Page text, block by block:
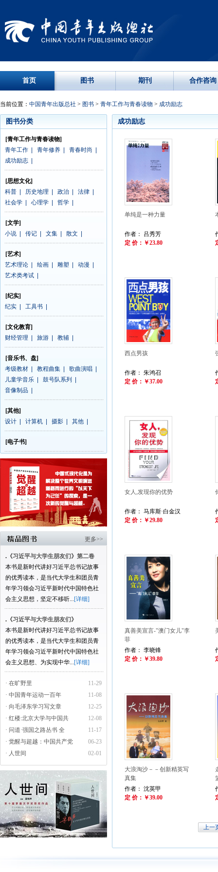
首页 图书 期刊 合作咨询
当前位置： 中国青年出版总社 > 图书 > 青年工作与青春读物 > 成功励志
图书分类
[青年工作与青春读物]
青年工作
青年修养 青春时尚
成功励志
[思想文化]
科普
历史地理 政治 法律
社会学
心理学 哲学
[文学]
小说
传记 文集 散文
[艺术]
艺术理论
绘画 雕塑 动漫
艺术类考试
[纪实]
纪实
工具书
[文化教育]
财经管理
旅游 教辅
[音乐书、盘]
考级教材
教程曲集 歌曲演唱
儿童学音乐
鼓号队系列
音像制品
[其他]
设计
计算机 摄影 其他
[电子书]
更多>>
. 《习近平与大学生朋友们》第二卷
本书是新时代讲好习近平总书记故事
的优秀读本，是当代大学生和团员青
年学习领会习近平新时代中国特色社
会主义思想，坚定不移听...[详细]
. 《习近平与大学生朋友们》
本书是新时代讲好习近平总书记故事
的优秀读本，是当代大学生和团员青
年学习领会习近平新时代中国特色社
会主义思想、为实现中华...[详细]
11-29
· 在旷野里
11-08
· 中国青年运动一百年
12-25
· 向毛泽东学习写文章
12-08
· 红楼:北京大学与中国共
11-17
· 问道·强国之路丛书 全
06-23
· 觉醒与超越：中国共产党
02-01
· 人世间
成功励志
单纯是一种力量
作者： 吕秀芳
定 价：￥23.80
西点男孩
作者： 朱鸿召
定 价：￥37.00
女人,发现你的优势
作者： 马库斯·白金汉
定 价：￥29.80
真善美宣言-"澳门女儿"李
菲
作者： 李晓锋
定 价：￥39.80
大浪淘沙－－创新精英写
真集
作者： 沈英甲
定 价：￥39.00
上一